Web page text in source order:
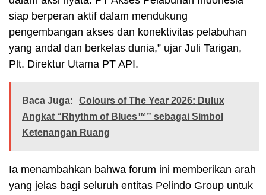
siap berperan aktif dalam mendukung
pengembangan akses dan konektivitas pelabuhan
yang andal dan berkelas dunia,” ujar Juli Tarigan,
Plt. Direktur Utama PT API.
Baca Juga:
Colours of The Year 2026: Dulux
Angkat “Rhythm of Blues™” sebagai Simbol
Ketenangan Ruang
Ia menambahkan bahwa forum ini memberikan arah
yang jelas bagi seluruh entitas Pelindo Group untuk